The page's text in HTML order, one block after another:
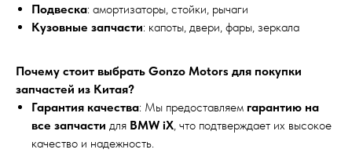
Подвеска: амортизаторы, стойки, рычаги
Кузовные запчасти: капоты, двери, фары, зеркала
Почему стоит выбрать Gonzo Motors для покупки
запчастей из Китая?
Гарантия качества: Мы предоставляем гарантию на
все запчасти для BMW iX, что подтверждает их высокое
качество и надежность.